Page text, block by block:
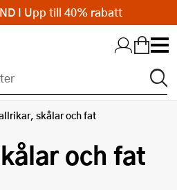
skålar och fat
och fat
I Upp till 40% rabatt